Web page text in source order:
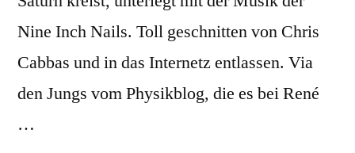
Nine Inch Nails. Toll geschnitten von Chris
Cabbas und in das Internetz entlassen. Via
den Jungs vom Physikblog, die es bei René
…